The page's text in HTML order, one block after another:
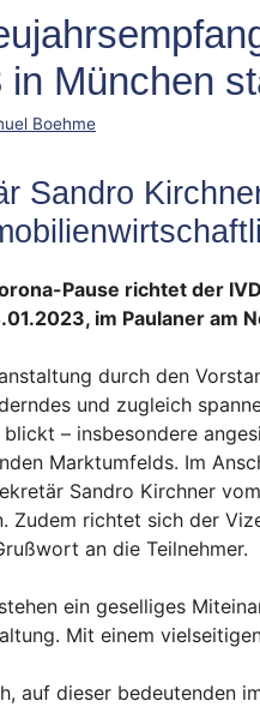
in München
Boehme
Sandro
Pause richtet der
im Paulaner am
durch den
und zugleich
– insbesondere
Marktumfelds. Im
Sandro Kirchner
Zudem richtet sich der
an die Teilnehmer.
ein geselliges
Mit einem
auf dieser bedeutenden